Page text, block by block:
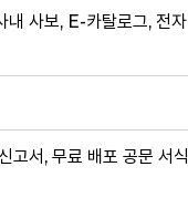
내 사보, E-카탈로그, 전
고서, 무료 배포 공문 서